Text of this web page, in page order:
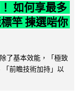
如何享最多
竿 揀選啱你
了基本效能，「極致
前瞻技術加持」以